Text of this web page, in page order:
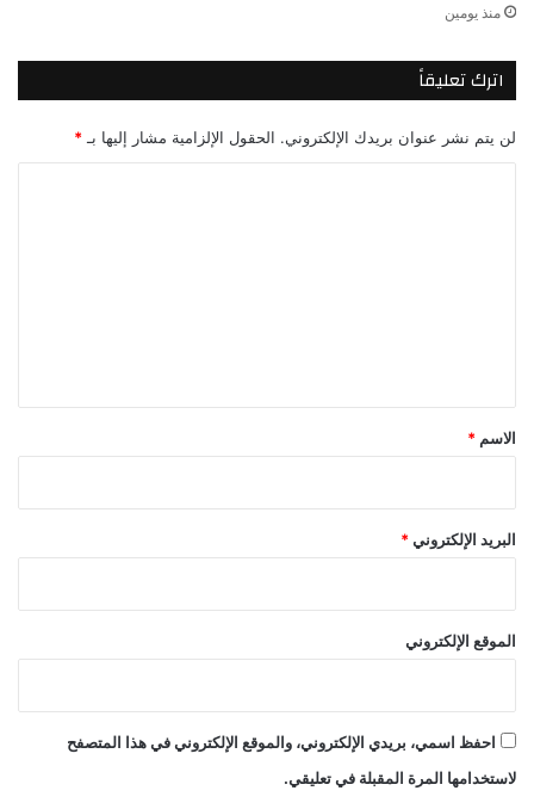
منذ يومين
اترك تعليقاً
لن يتم نشر عنوان بريدك الإلكتروني. الحقول الإلزامية مشار إليها بـ *
*
الاسم *
البريد الإلكتروني *
الموقع الإلكتروني
احفظ اسمي، بريدي الإلكتروني، والموقع الإلكتروني في هذا المتصفح
لاستخدامها المرة المقبلة في تعليقي.